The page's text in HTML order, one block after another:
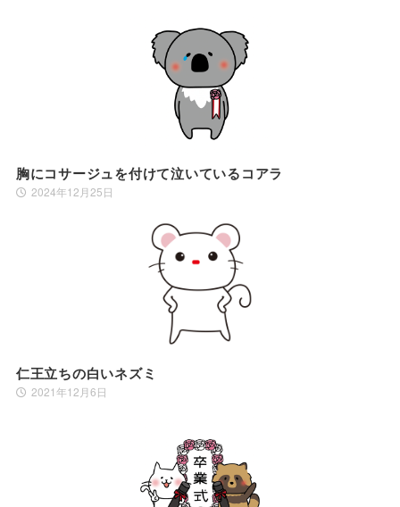
胸にコサージュを付けて泣いているコアラ
2024年12月25日
仁王立ちの白いネズミ
2021年12月6日